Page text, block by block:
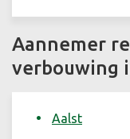
Aannemer
verbouwing
Aalst